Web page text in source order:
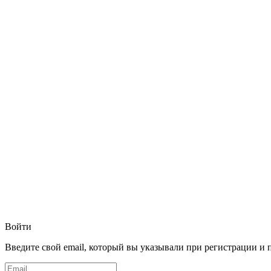
Войти
Введите свой email, который вы указывали при регистрации и